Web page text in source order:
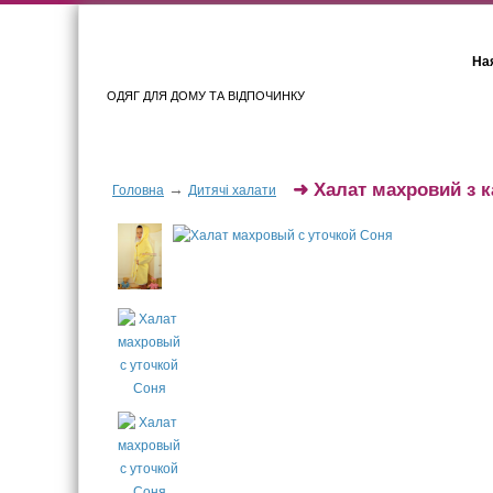
ОДЯГ ДЛЯ ДОМУ ТА ВІДПОЧИНКУ
Головна → Дитячі халати ➜ Халат махровий з